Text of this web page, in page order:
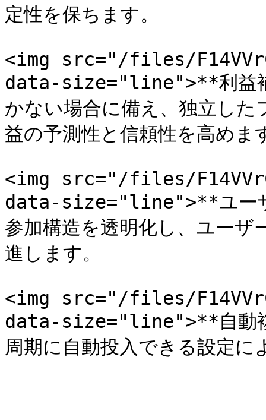
定性を保ちます。
<img src="/files/
data-size="line">**利益補
かない場合に備え、独立し
益の予測性と信頼性を高めま
<img src="/files/
data-size="line">**ユーザ
参加構造を透明化し、ユーザ
進します。
<img src="/files/
data-size="line">**自動複